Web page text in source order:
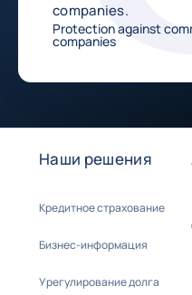
companies.
Protection against
companies
Наши решения
Кредитное страхование
Бизнес-информация
Урегулирование долга